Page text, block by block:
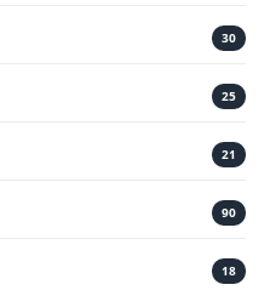
30
25
21
90
18